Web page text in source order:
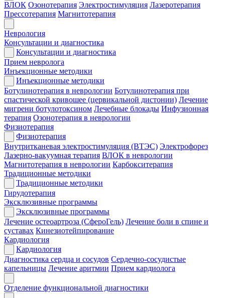
ВЛОК Озонотерапия Электростимуляция Лазеротерапия
Прессотерапия Магнитотерапия
Неврология
Консультации и диагностика
Консультации и диагностика
Прием невролога
Инъекционные методики
Инъекционные методики
Ботулинотерапия в неврологии Ботулинотерапия при
спастической кривошее (цервикальной дистонии) Лечение
мигрени ботулотоксином Лечебные блокады Инфузионная
терапия Озонотерапия в неврологии
Физиотерапия
Физиотерапия
Внутритканевая электростимуляция (ВТЭС) Электрофорез
Лазерно-вакуумная терапия ВЛОК в неврологии
Магнитотерапия в неврологии Карбокситерапия
Традиционные методики
Традиционные методики
Гирудотерапия
Эксклюзивные программы
Эксклюзивные программы
Лечение остеоартроза (СфероГель) Лечение боли в спине и
суставах Кинезиотейпирование
Кардиология
Кардиология
Диагностика сердца и сосудов Сердечно-сосудистые
капельницы Лечение аритмии Прием кардиолога
Отделение функциональной диагностики